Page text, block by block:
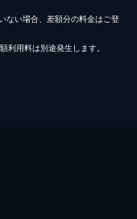
ない場合、差額分の料金はご登
利用料は別途発生します。